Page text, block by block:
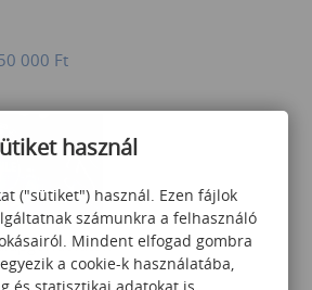
000 Ft
használ
("sütiket") használ. Ezen fájlok
számunkra a felhasználó
Mindent elfogad gombra
a cookie-k használatába,
és statisztikai adatokat is